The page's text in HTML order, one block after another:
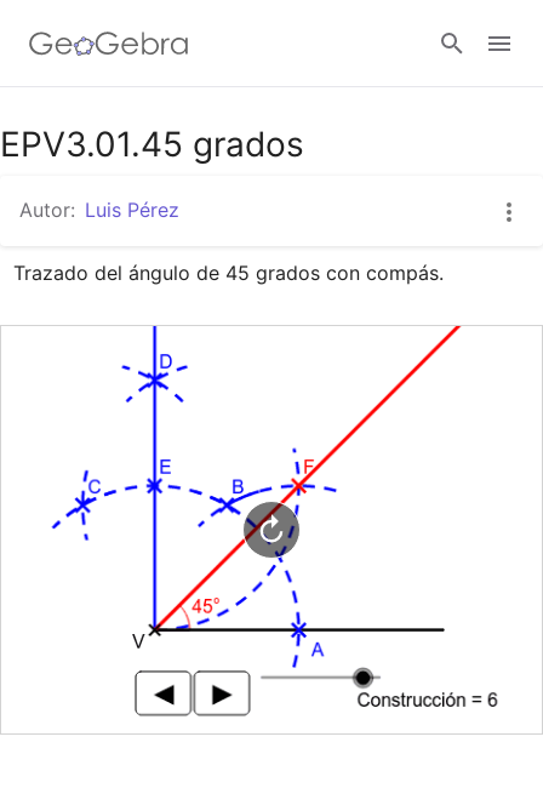
Google Classroom
GeoGebra Classroom
EPV3.01.45 grados
Autor: Luis Pérez
Trazado del ángulo de 45 grados con compás.